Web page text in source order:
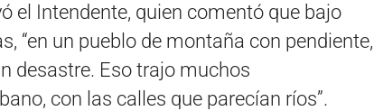
el Intendente, quien comentó que bajo
“en un pueblo de montaña con pendiente,
desastre. Eso trajo muchos
con las calles que parecían ríos”.